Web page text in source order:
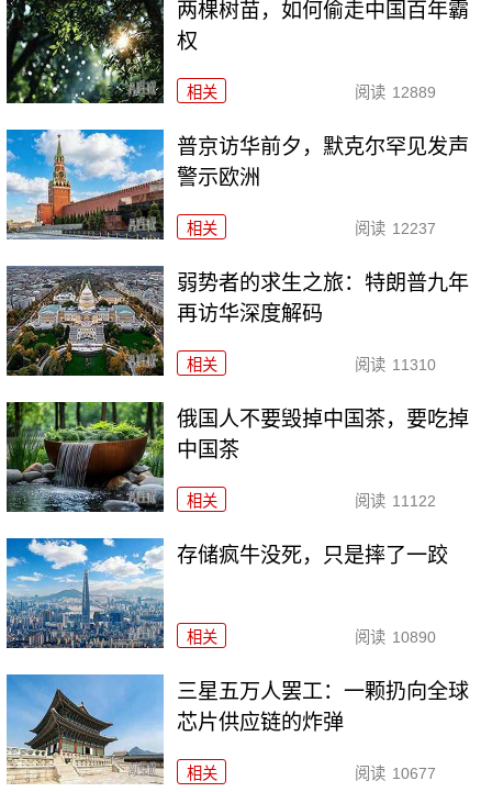
两棵树苗，如何偷走中国百年霸
权
相关 阅读 12889
普京访华前夕，默克尔罕见发声
警示欧洲
相关 阅读 12237
弱势者的求生之旅：特朗普九年
再访华深度解码
相关 阅读 11310
俄国人不要毁掉中国茶，要吃掉
中国茶
相关 阅读 11122
存储疯牛没死，只是摔了一跤
相关 阅读 10890
三星五万人罢工：一颗扔向全球
芯片供应链的炸弹
相关 阅读 10677